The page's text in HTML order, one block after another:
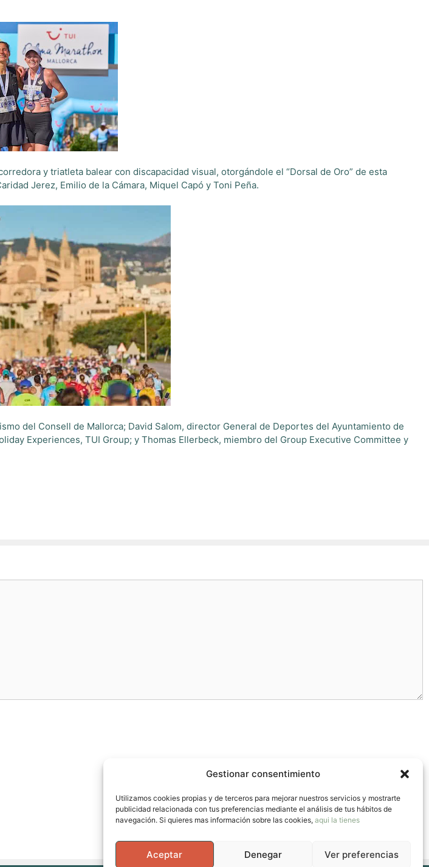
Gestionar consentimiento
Utilizamos cookies propias y de terceros para mejorar nuestros servicios y mostrarte
publicidad relacionada con tus preferencias mediante el análisis de tus hábitos de
navegación. Si quieres mas información sobre las cookies, aqui la tienes
Aceptar Denegar Ver preferencias
y triatleta balear con discapacidad visual, otorgándole el “Dorsal de Oro” de esta
Jerez, Emilio de la Cámara, Miquel Capó y Toni Peña.
del Consell de Mallorca; David Salom, director General de Deportes del Ayuntamiento de
Experiences, TUI Group; y Thomas Ellerbeck, miembro del Group Executive Committee y